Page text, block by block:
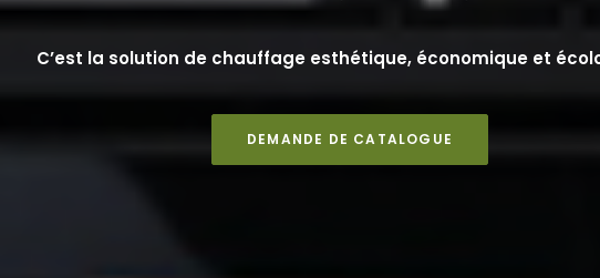
C’est la solution de chauffage esthétique, économique et
DEMANDE DE CATALOGUE